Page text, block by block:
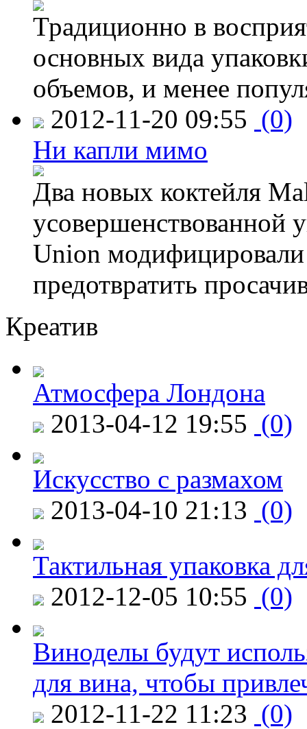
Традиционно в
основных вида
объемов, и менее
2012-11-20 09:55 (0)
Ни капли мимо
Два новых коктейля
усовершенствованной
Union модифицировали
предотвратить
Креатив
Атмосфера Лондона
2013-04-12 19:55 (0)
Искусство с размахом
2013-04-10 21:13 (0)
Тактильная упаковка
2012-12-05 10:55 (0)
Виноделы будут
для вина, чтобы
2012-11-22 11:23 (0)